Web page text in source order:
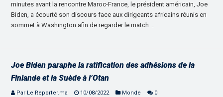
minutes avant la rencontre Maroc-France, le président américain, Joe
Biden, a écourté son discours face aux dirigeants africains réunis en
sommet à Washington afin de regarder le match …
Joe Biden paraphe la ratification des adhésions de la
Finlande et la Suède à l’Otan
Par Le Reporter.ma 10/08/2022 Monde 0